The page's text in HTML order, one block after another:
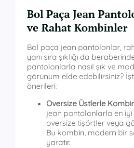
Bol Paça Jean
ve Rahat Kombinler
Bol paça jean pantolonlar,
yanı sıra şıklığı da
pantolonlarla nasıl şık ve
görünüm elde edebilirsiniz?
önerileri:
Oversize Üstlerle
jean pantolonlarla en iyi
oversize tişörtler veya
Bu kombin, modern bir
yaratır.